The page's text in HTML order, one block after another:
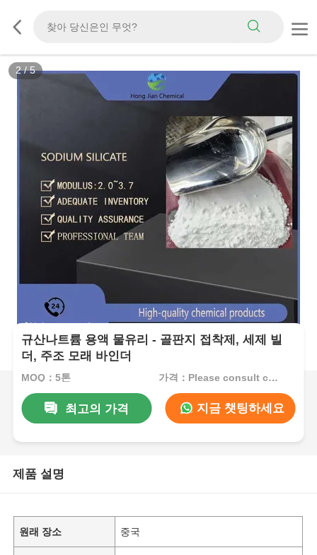
2/5
규산나트륨 용액 물유리 - 골판지 접착제, 세제 빌
더, 주조 모래 바인더
MOQ：5톤 가격：Please consult customer service
최고의 가격 지금 챗팅하세요
제품 설명
원래 장소 중국